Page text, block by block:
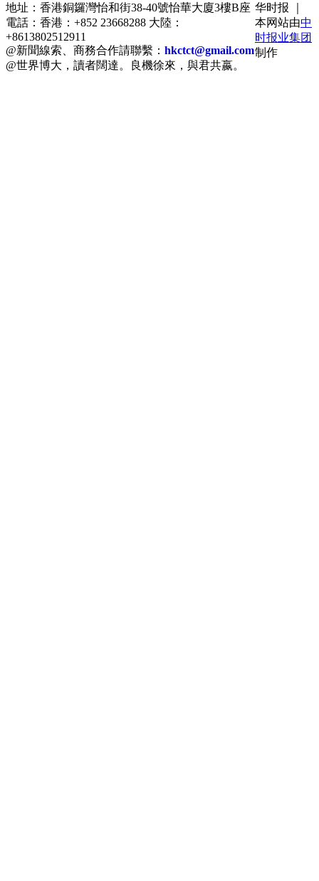
地址：香港銅鑼灣怡和街38-40號怡華大廈3樓B座
電話：香港：+852 23668288 大陸：
+8613802512911
@新聞線索、商務合作請聯繫： hkctct@gmail.com
@世界博大，讀者闊達。良機徐來，與君共嬴。
华时报 ｜
本网站由中
时报业集团
制作